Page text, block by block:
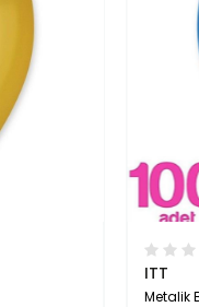
ITT
Metalik